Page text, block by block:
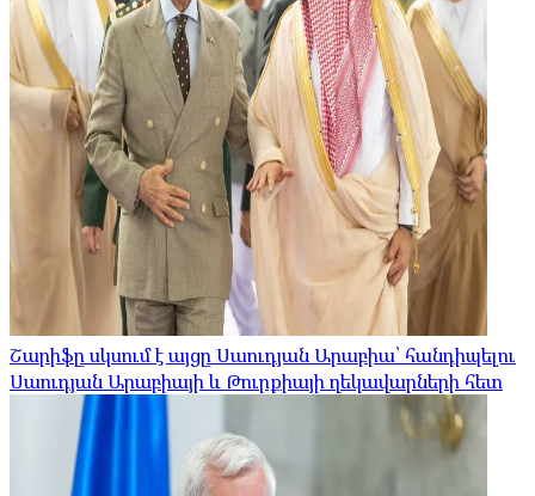
Շարիֆը սկսում է այցը Սաուդյան Արաբիա՝ հանդիպելու
Սաուդյան Արաբիայի և Թուրքիայի ղեկավարների հետ